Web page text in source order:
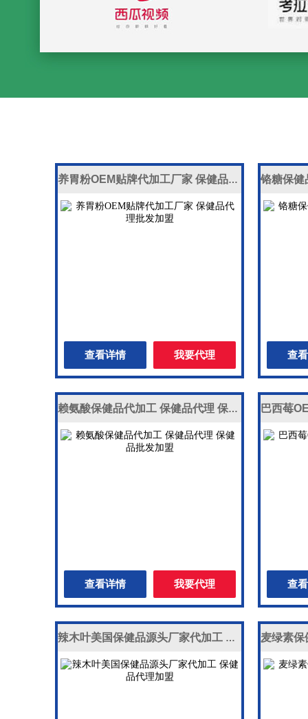
养胃粉OEM贴牌代加工厂家 保健品代理批发加盟
查看详情 我要代理 查
赖氨酸保健品代加工 保健品代理 保健品批发加盟
查看详情 我要代理 查
辣木叶美国保健品源头厂家代加工 保健品代理加盟